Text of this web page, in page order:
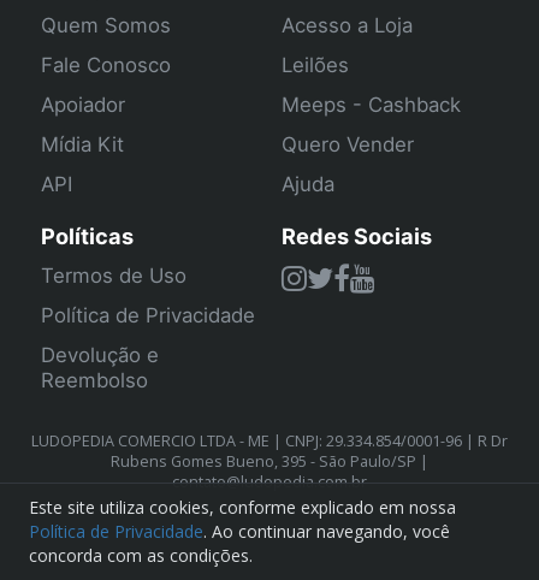
Quem Somos
Fale Conosco
Apoiador
Mídia Kit
API
Acesso a Loja
Leilões
Meeps - Cashback
Quero Vender
Ajuda
Políticas
Termos de Uso
Política de Privacidade
Devolução e
Reembolso
Redes Sociais
LUDOPEDIA COMERCIO LTDA - ME | CNPJ: 29.334.854/0001-96 | R Dr
Rubens Gomes Bueno, 395 - São Paulo/SP |
contato@ludopedia.com.br
Este site utiliza cookies, conforme explicado em nossa
Política de Privacidade. Ao continuar navegando, você
concorda com as condições.